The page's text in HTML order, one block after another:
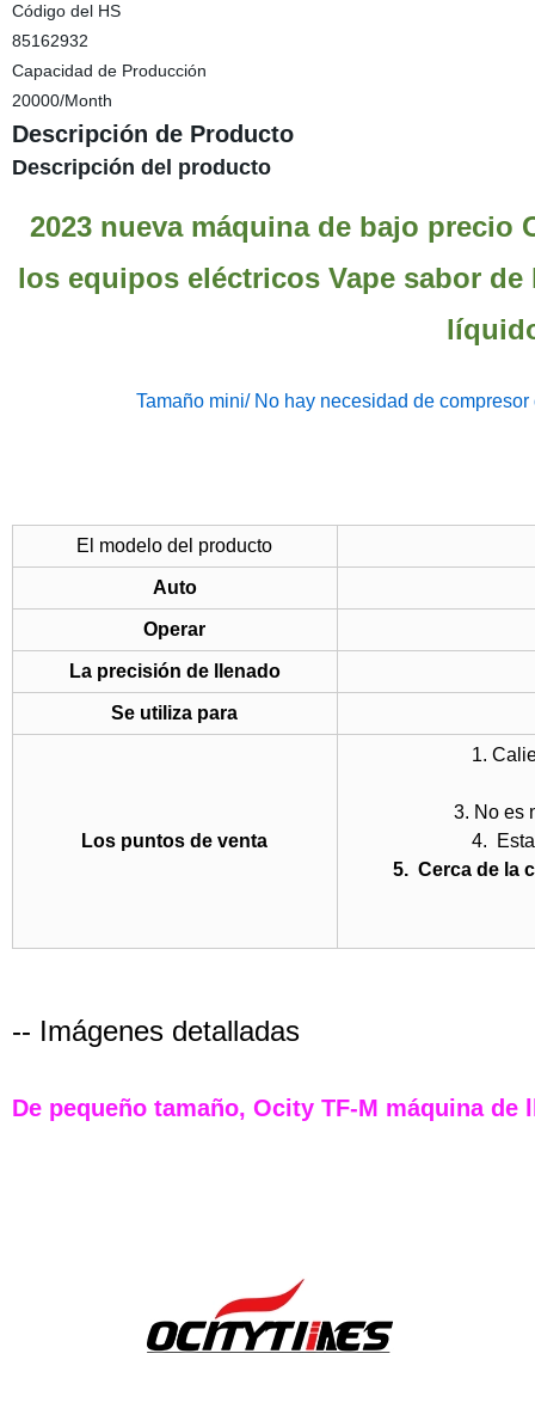
Código del HS
85162932
Capacidad de Producción
20000/Month
Descripción de Producto
Descripción del producto
2023 nueva máquina de bajo
los equipos eléctricos Vape sabor
Tamaño mini/ No hay necesidad de compresor de
El modelo del producto
Auto
Operar
La precisión de llenado
Se utiliza para
Los puntos de venta
1.
3. No es
4.
5. Cerca de la
-- Imágenes detalladas
De pequeño tamaño, Ocity TF-M máquina de